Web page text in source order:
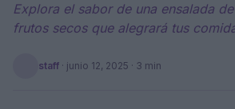
Explora el sabor de una ensalada
frutos secos que alegrará tus
staff · junio 12, 2025 · 3 min